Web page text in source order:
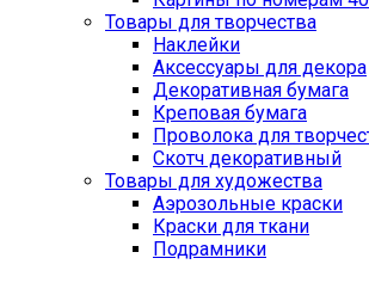
Товары для творчества
Наклейки
Аксессуары для декора
Декоративная бумага
Креповая бумага
Проволока для
Скотч декоративный
Товары для художества
Аэрозольные краски
Краски для ткани
Подрамники